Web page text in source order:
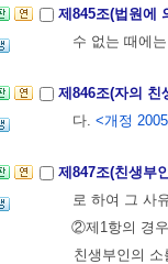
제845조(법원에
수 없는 때에
제846조(자의 친
다. <개정
제847조(친생부
로 하여 그 사
②제1항의 경
친생부인의